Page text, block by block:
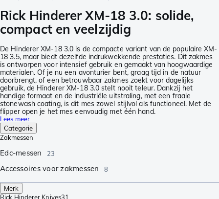
Rick Hinderer XM-18 3.0: solide,
compact en veelzijdig
De Hinderer XM-18 3.0 is de compacte variant van de populaire XM-
18 3.5, maar biedt dezelfde indrukwekkende prestaties. Dit zakmes
is ontworpen voor intensief gebruik en gemaakt van hoogwaardige
materialen. Of je nu een avonturier bent, graag tijd in de natuur
doorbrengt, of een betrouwbaar zakmes zoekt voor dagelijks
gebruik, de Hinderer XM-18 3.0 stelt nooit teleur. Dankzij het
handige formaat en de industriële uitstraling, met een fraaie
stonewash coating, is dit mes zowel stijlvol als functioneel. Met de
flipper open je het mes eenvoudig met één hand.
Lees meer
Categorie
Zakmessen
Edc-messen 23
Accessoires voor zakmessen 8
Merk
Rick Hinderer Knives31